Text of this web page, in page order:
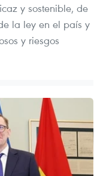
y sostenible, de
la ley en el país y
y riesgos